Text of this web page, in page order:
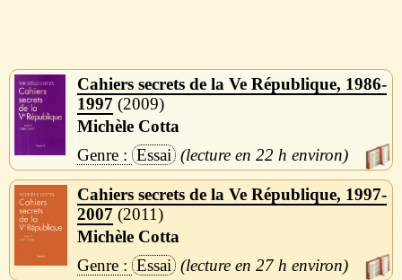
Cahiers secrets de la Ve République, 1986-
1997
2009
Michèle Cotta
Essai
22 h
Cahiers secrets de la Ve République, 1997-
2007
2011
Michèle Cotta
Essai
27 h